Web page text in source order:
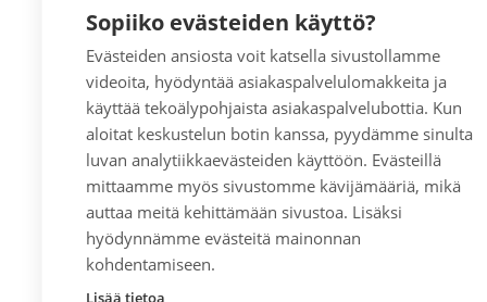
Sopiiko evästeiden käyttö?
Evästeiden ansiosta voit katsella sivustollamme
videoita, hyödyntää asiakaspalvelulomakkeita ja
käyttää tekoälypohjaista asiakaspalvelubottia. Kun
aloitat keskustelun botin kanssa, pyydämme sinulta
luvan analytiikkaevästeiden käyttöön. Evästeillä
mittaamme myös sivustomme kävijämääriä, mikä
auttaa meitä kehittämään sivustoa. Lisäksi
hyödynnämme evästeitä mainonnan
kohdentamiseen.
Lisää tietoa